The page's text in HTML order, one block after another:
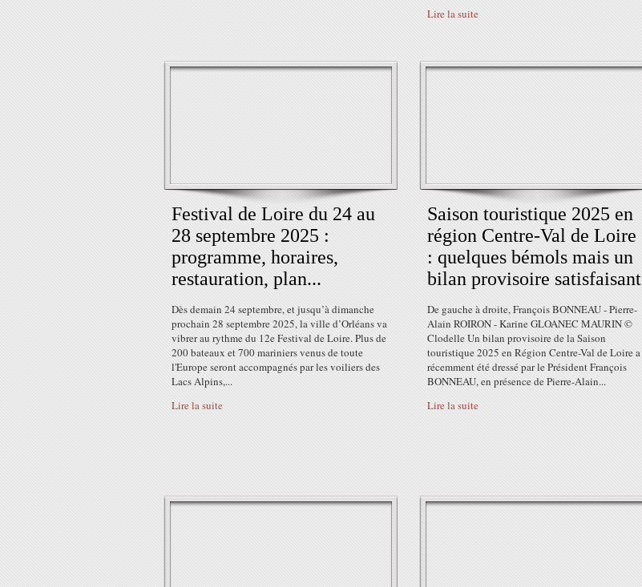
Lire la suite
Festival de Loire du 24 au
28 septembre 2025 :
programme, horaires,
restauration, plan...
Dès demain 24 septembre, et jusqu’à dimanche
prochain 28 septembre 2025, la ville d’Orléans va
vibrer au rythme du 12e Festival de Loire. Plus de
200 bateaux et 700 mariniers venus de toute
l'Europe seront accompagnés par les voiliers des
Lacs Alpins,...
Lire la suite
Saison touristique 2025 en
région Centre-Val de Loire
: quelques bémols mais un
bilan provisoire satisfaisant
De gauche à droite, François BONNEAU - Pierre-
Alain ROIRON - Karine GLOANEC MAURIN ©
Clodelle Un bilan provisoire de la Saison
touristique 2025 en Région Centre-Val de Loire a
récemment été dressé par le Président François
BONNEAU, en présence de Pierre-Alain...
Lire la suite